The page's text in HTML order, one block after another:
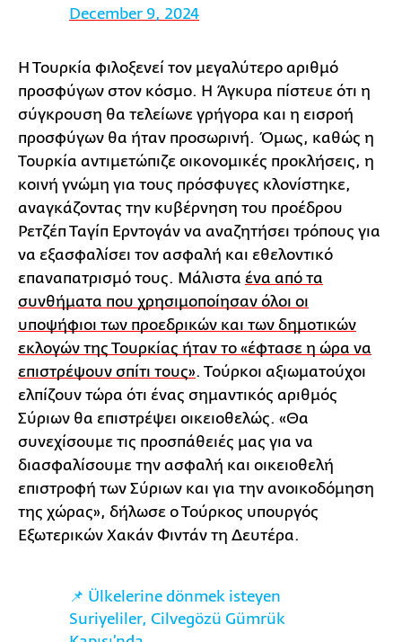
December 9, 2024
Η Τουρκία φιλοξενεί τον μεγαλύτερο αριθμό
προσφύγων στον κόσμο. Η Άγκυρα πίστευε ότι η
σύγκρουση θα τελείωνε γρήγορα και η εισροή
προσφύγων θα ήταν προσωρινή. Όμως, καθώς η
Τουρκία αντιμετώπιζε οικονομικές προκλήσεις, η
κοινή γνώμη για τους πρόσφυγες κλονίστηκε,
αναγκάζοντας την κυβέρνηση του προέδρου
Ρετζέπ Ταγίπ Ερντογάν να αναζητήσει τρόπους για
να εξασφαλίσει τον ασφαλή και εθελοντικό
επαναπατρισμό τους. Μάλιστα ένα από τα
συνθήματα που χρησιμοποίησαν όλοι οι
υποψήφιοι των προεδρικών και των δημοτικών
εκλογών της Τουρκίας ήταν το «έφτασε η ώρα να
επιστρέψουν σπίτι τους». Τούρκοι αξιωματούχοι
ελπίζουν τώρα ότι ένας σημαντικός αριθμός
Σύριων θα επιστρέψει οικειοθελώς. «Θα
συνεχίσουμε τις προσπάθειές μας για να
διασφαλίσουμε την ασφαλή και οικειοθελή
επιστροφή των Σύριων και για την ανοικοδόμηση
της χώρας», δήλωσε ο Τούρκος υπουργός
Εξωτερικών Χακάν Φιντάν τη Δευτέρα.
📌 Ülkelerine dönmek isteyen
Suriyeliler, Cilvegözü Gümrük